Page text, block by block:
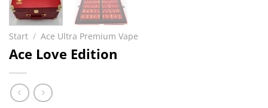
Start / Ace Ultra Premium Vape
Ace Love Edition